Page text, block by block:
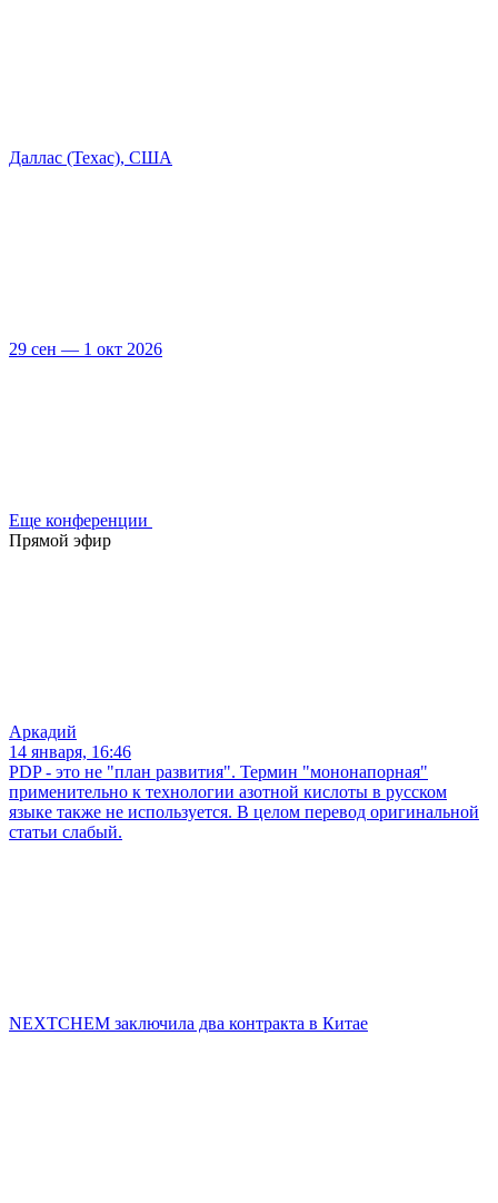
Даллас (Техас), США
29 сен — 1 окт 2026
Еще конференции
Прямой эфир
Аркадий
14 января, 16:46
PDP - это не "план развития". Термин "мононапорная"
применительно к технологии азотной кислоты в русском
языке также не используется. В целом перевод оригинальной
статьи слабый.
NEXTCHEM заключила два контракта в Китае